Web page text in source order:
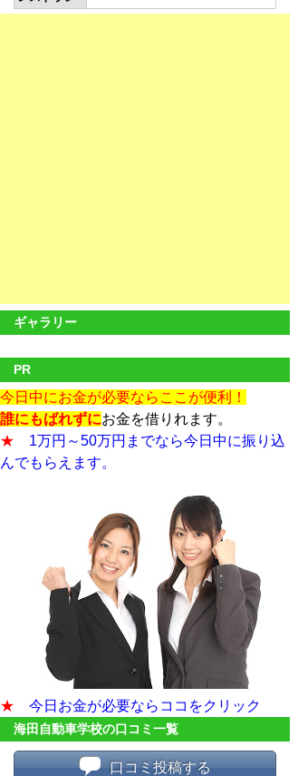
ギャラリー
PR
今日中にお金が必要ならここが便利！
誰にもばれずにお金を借りれます。
★
1万円～50万円までなら今日中に振り込
んでもらえます。
★ 今日お金が必要ならココをクリック
海田自動車学校の口コミ一覧
口コミ投稿する